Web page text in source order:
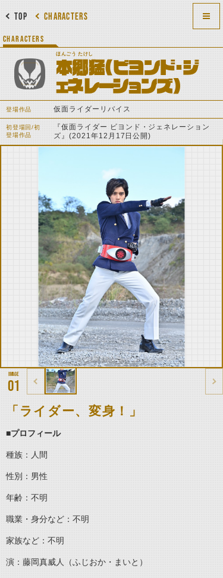
CHARACTERS
TOP
CHARACTERS
ほんごう たけし
本郷猛(ビヨンド・ジ
ェネレーションズ)
登場作品 仮面ライダーリバイス
初登場回/初
登場作品
『仮面ライダー ビヨンド・ジェネレーション
ズ』(2021年12月17日公開)
01
「ライダー、変身！」
■プロフィール
種族：人間
性別：男性
年齢：不明
職業・身分など：不明
家族など：不明
演：藤岡真威人（ふじおか・まいと）